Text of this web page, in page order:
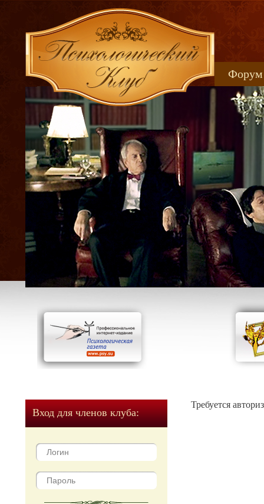
Форум
Вход для членов клуба:
Требуется